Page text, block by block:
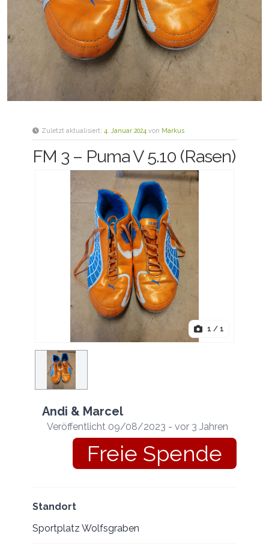
Zuletzt aktualisiert: 4. Januar 2024 von Markus
FM 3 – Puma V 5.10 (Rasen)
1 / 1
Andi & Marcel
Veröffentlicht 09/08/2023 - vor 3 Jahren
Freie Spende
Standort
Sportplatz Wolfsgraben